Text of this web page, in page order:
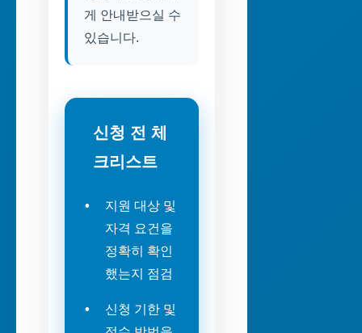
게 안내받으실 수
있습니다.
신청 전 체
크리스트
지원 대상 및
자격 요건을
정확히 확인
했는지 점검
신청 기한 및